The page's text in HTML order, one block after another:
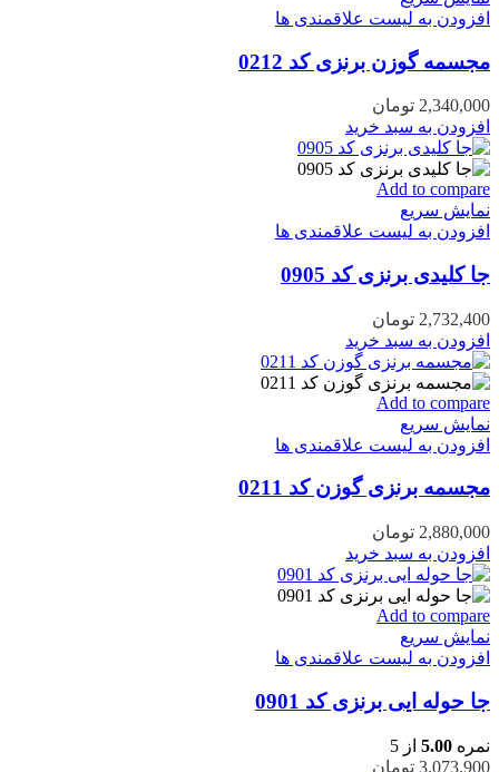
افزودن به لیست علاقمندی ها
مجسمه گوزن برنزی کد 0212
2,340,000 تومان
افزودن به سبد خرید
Add to compare
نمایش سریع
افزودن به لیست علاقمندی ها
جا کلیدی برنزی کد 0905
2,732,400 تومان
افزودن به سبد خرید
Add to compare
نمایش سریع
افزودن به لیست علاقمندی ها
مجسمه برنزی گوزن کد 0211
2,880,000 تومان
افزودن به سبد خرید
Add to compare
نمایش سریع
افزودن به لیست علاقمندی ها
جا حوله ایی برنزی کد 0901
نمره 5.00 از 5
3,073,900 تومان